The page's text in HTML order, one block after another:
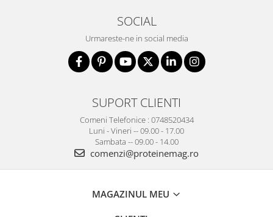
SOCIAL
Urmareste-ne in social media
SUPORT CLIENTI
Comeni Telefonice : 0748520434
Luni - Vineri -- 09.00 - 17.00
Sambata -- 09.00 - 14.00
comenzi@proteinemag.ro
MAGAZINUL MEU